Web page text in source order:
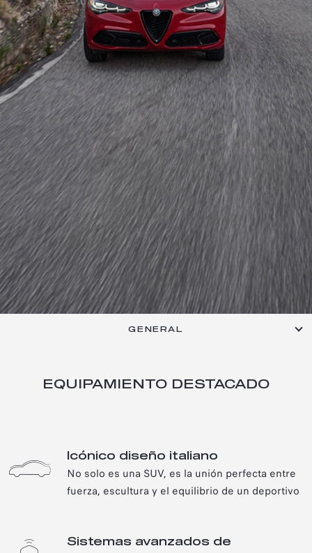
ALFA ROMEO STELVIO
GENERAL
EQUIPAMIENTO DESTACADO
Icónico diseño italiano
No solo es una SUV, es la unión perfecta entre
fuerza, escultura y el equilibrio de un deportivo
Sistemas avanzados de